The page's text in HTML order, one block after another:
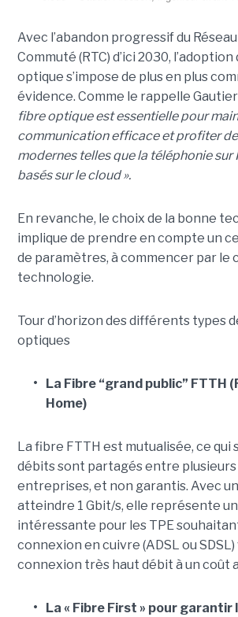
Avec l’abandon progressif du
Commuté (RTC) d’ici 2030,
optique s’impose de plus en plus
évidence. Comme le rappelle
fibre optique est essentielle pour
communication efficace et profiter
modernes telles que la téléphonie sur
basés sur le cloud ».
En revanche, le choix de la bonne
implique de prendre en compte un
de paramètres, à commencer par le
technologie.
Tour d’horizon des différents types
optiques
•
La Fibre “grand public” FTTH
Home)
La fibre FTTH est mutualisée, ce qui
débits sont partagés entre plusieurs
entreprises, et non garantis. Avec
atteindre 1 Gbit/s, elle représente
intéressante pour les TPE
connexion en cuivre (ADSL ou
connexion très haut débit à un coût
•
La « Fibre First » pour garantir